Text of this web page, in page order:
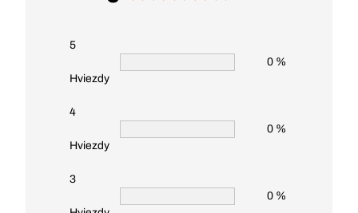
5
Hviezdy
0 %
4
Hviezdy
0 %
3
0 %